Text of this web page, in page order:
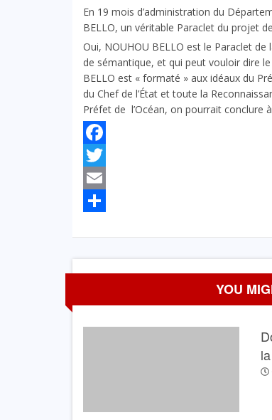
En 19 mois d’administration du
BELLO, un véritable Paraclet du projet
Oui, NOUHOU BELLO est le Paraclet
de sémantique, et qui peut vouloir dire
BELLO est « formaté » aux idéaux du
du Chef de l’État et toute la
Préfet de l’Océan, on pourrait conclure
Facebook
Twitter
Email
YOU